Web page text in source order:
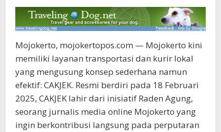
Mojokerto, mojokertopos.com — Mojokerto kini
memiliki layanan transportasi dan kurir lokal
yang mengusung konsep sederhana namun
efektif: CAKJEK. Resmi berdiri pada 18 Februari
2025, CAKJEK lahir dari inisiatif Raden Agung,
seorang jurnalis media online Mojokerto yang
ingin berkontribusi langsung pada perputaran